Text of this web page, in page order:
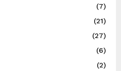
(7)
(21)
(27)
(6)
(2)